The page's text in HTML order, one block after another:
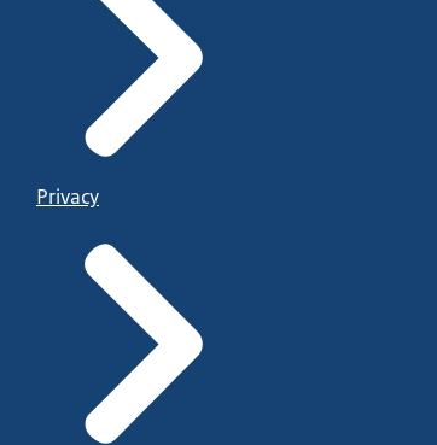
Privacy